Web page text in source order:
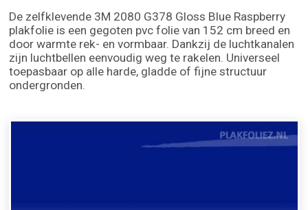
De zelfklevende 3M 2080 G378 Gloss Blue Raspberry
plakfolie is een gegoten pvc folie van 152 cm breed en
door warmte rek- en vormbaar. Dankzij de luchtkanalen
zijn luchtbellen eenvoudig weg te rakelen. Universeel
toepasbaar op alle harde, gladde of fijne structuur
ondergronden.